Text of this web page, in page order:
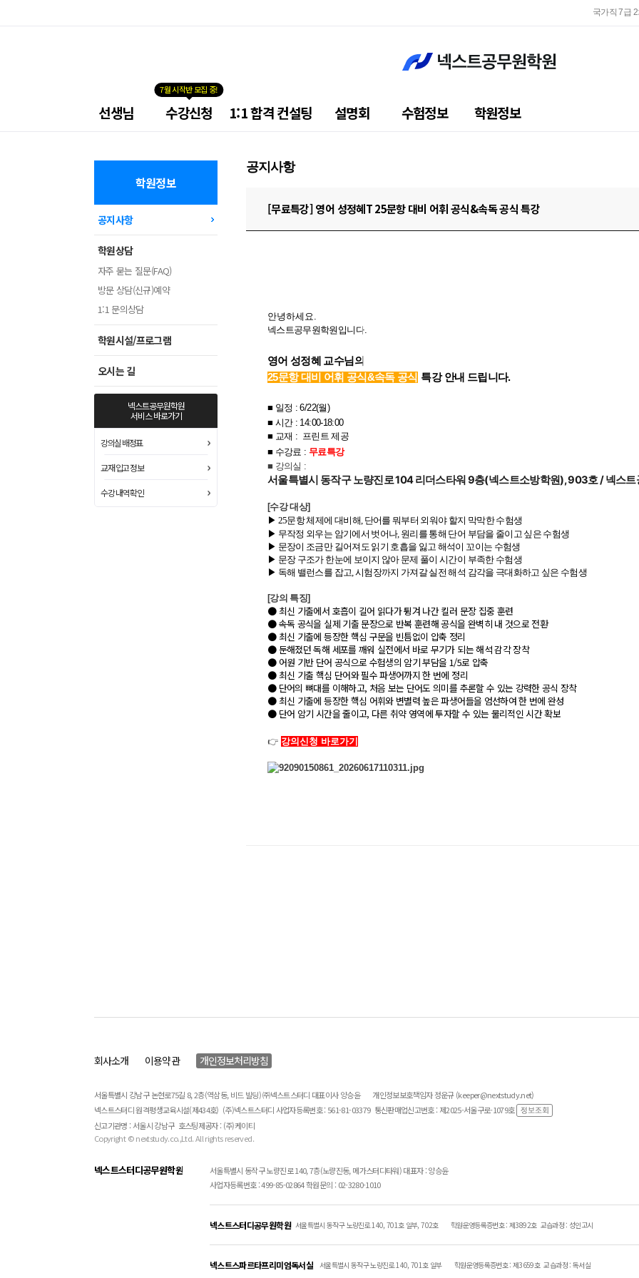
국가직 7급
선생님
7월 시작반 모집 중!
수강신청 1:1 합격 컨설팅 설명회 수험정보 학원정보
학원정보
공지사항
학원상담
자주 묻는 질문(FAQ)
방문 상담(신규)예약
1:1 문의상담
학원시설/프로그램
오시는 길
넥스트공무원학원
서비스 바로가기
강의실 배정표
교재 입고 정보
수강 내역 확인
공지사항
[무료특강] 영어 성정혜T 25문항 대비 어휘 공식&속독 공식 특강
안녕하세요.
넥스트공무원학원입니다.
영어 성정혜 교수님의
25문항 대비 어휘 공식&속독 공식 특강안내 드립니다.
■ 일정 : 6/22(월)
■ 시간 : 14:00-18:00
■ 교재 : 프린트 제공
■ 수강료 : 무료특강
■ 강의실 :
서울특별시 동작구 노량진로 104 리더스타워 9층(넥스트소방학원), 903호 / 넥스
[수강 대상]
▶ 25문항 체제에 대비해, 단어를 뭐부터 외워야 할지 막막한 수험생
▶ 무작정 외우는 암기에서 벗어나, 원리를 통해 단어 부담을 줄이고 싶은 수험생
▶ 문장이 조금만 길어져도 읽기 호흡을 잃고 해석이 꼬이는 수험생
▶ 문장 구조가 한눈에 보이지 않아 문제 풀이 시간이 부족한 수험생
▶ 독해 밸런스를 잡고, 시험장까지 가져갈 실전 해석 감각을 극대화하고 싶은 수험생
[강의 특징]
● 최신 기출에서 호흡이 길어 읽다가 튕겨 나간 킬러 문장 집중 훈련
● 속독 공식을 실제 기출 문장으로 반복 훈련해 공식을 완벽히 내 것으로 전환
● 최신 기출에 등장한 핵심 구문을 빈틈없이 압축 정리
● 둔해졌던 독해 세포를 깨워 실전에서 바로 무기가 되는 해석 감각 장착
● 어원 기반 단어 공식으로 수험생의 암기 부담을 1/5로 압축
● 최신 기출 핵심 단어와 필수 파생어까지 한 번에 정리
● 단어의 뼈대를 이해하고, 처음 보는 단어도 의미를 추론할 수 있는 강력한 공식 장착
● 최신 기출에 등장한 핵심 어휘와 변별력 높은 파생어들을 엄선하여 한 번에 완성
● 단어 암기 시간을 줄이고, 다른 취약 영역에 투자할 수 있는 물리적인 시간 확보​​
👉 강의신청 바로가기
회사소개 이용약관 개인정보처리방침
서울특별시 강남구 논현로75길 8, 2층(역삼동, 비드 빌딩) ㈜넥스트스터디 대표이사 양승윤
개인정보보호책임자 정운규 (keeper@nextstudy.net)
넥스트스터디 원격평생교육시설(제434호) (주)넥스트스터디 사업자등록번호 : 561-81-03379 통신판매업신고번호 : 제2025-서울구로-1079호
신고기관명 : 서울시 강남구 호스팅제공자 : (주)케이티
Copyright © nextstudy.co.,Ltd. All rights reserved.
넥스트스터디공무원학원
서울특별시 동작구 노량진로 140, 7층(노량진동, 메가스터디타워) 대표자 : 양승윤
사업자등록번호 : 499-85-02864 학원문의 : 02-3280-1010
넥스트스터디공무원학원 서울특별시 동작구 노량진로 140, 701호 일부, 702호 학원운영등록증번호 : 제3892호 교습과정 : 성인고시
넥스트스파르타프리미엄독서실 서울특별시 동작구 노량진로 140, 701호 일부 학원운영등록증번호 : 제3659호 교습과정 : 독서실